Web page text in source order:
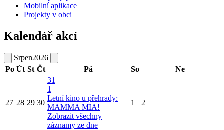
Mobilní aplikace
Projekty v obci
Kalendář akcí
Srpen2026
Po Út St Čt Pá So Ne
27 28 29 30
31
1
Letní kino u přehrady:
MAMMA MIA!
Zobrazit všechny
záznamy ze dne
1 2